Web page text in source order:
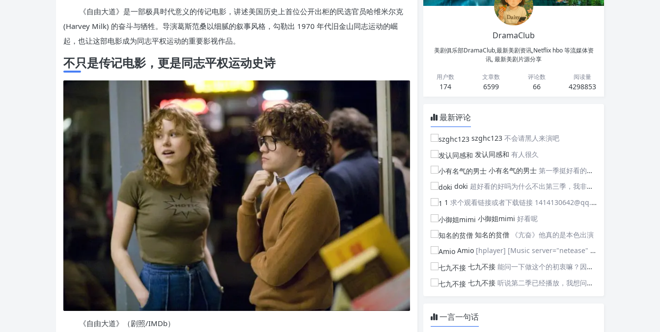
《自由大道》是一部极具时代意义的传记电影，讲述美国历史上首位公开出柜的民选官员哈维米尔克
(Harvey Milk) 的奋斗与牺牲。导演葛斯范桑以细腻的叙事风格，勾勒出 1970 年代旧金山同志运动的崛
起，也让这部电影成为同志平权运动的重要影视作品。
不只是传记电影，更是同志平权运动史诗
《自由大道》（剧照/IMDb）
DramaClub
美剧俱乐部DramaClub,最新美剧资讯,Netflix hbo 等流媒体资
讯, 最新美剧片源分享
用户数
174
文章数
6599
评论数
66
阅读量
4298853
最新评论
szghc123 不会请黑人来演吧
发认同感和 有人很久
小有名气的男士 第一季挺好看的，天天等着更新，应该接着拍第二季，这个剧情拍个四季应该是没有问题的，期待
doki 超好看的好吗为什么不出第三季，我非常喜欢这部剧
1 求个观看链接或者下载链接 1414130642@qq.com
小御姐mimi 好看呢
知名的贫僧
《亢奋》他真的是本色出演
Amio [hplayer] [Music server="netease" id="" type=""/] [/hplayer] 试试
七九不接 能问一下做这个的初衷嘛？因为真的有被触动到
七九不接 听说第二季已经播放，我想问一下国内什么时候会播出
一言一句话